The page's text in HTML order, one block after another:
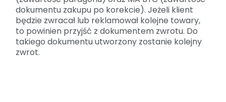
dokumentu zakupu po korekcie). Jeżeli klient
będzie zwracał lub reklamował kolejne towary,
to powinien przyjść z dokumentem zwrotu. Do
takiego dokumentu utworzony zostanie kolejny
zwrot.